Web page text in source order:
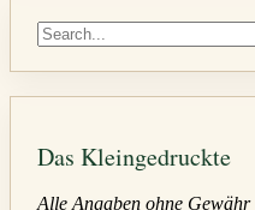
Suchen
nach:
Das Kleingedruckte
Alle Angaben ohne Gewähr